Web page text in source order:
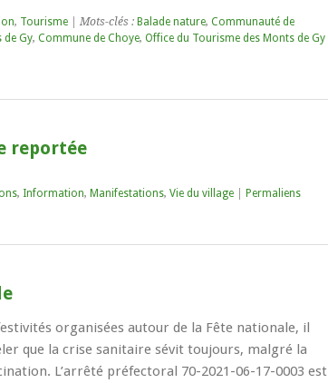
, Tourisme | Mots-clés : Balade nature,Communauté de
de Gy,Commune de Choye,Office du Tourisme des Monts de Gy
reportée
, Information, Manifestations,Vie du village Permaliens
organisées autour de la Fête nationale, il
que la crise sanitaire sévit toujours, malgré la
L’arrêté préfectoral 70-2021-06-17-0003 est